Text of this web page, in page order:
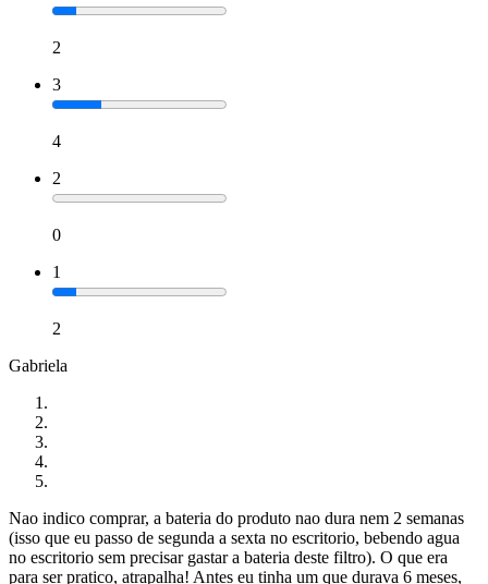
2
3
4
2
0
1
2
Gabriela
Nao indico comprar, a bateria do produto nao dura nem 2 semanas
(isso que eu passo de segunda a sexta no escritorio, bebendo agua
no escritorio sem precisar gastar a bateria deste filtro). O que era
para ser pratico, atrapalha! Antes eu tinha um que durava 6 meses,